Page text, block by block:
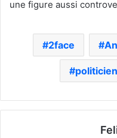
une figure aussi
2face